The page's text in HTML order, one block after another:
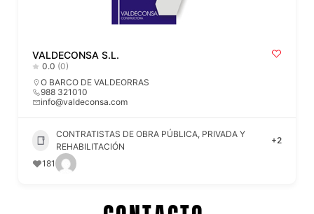
VALDECONSA S.L.
0.0 (0)
O BARCO DE VALDEORRAS
988 321010
info@valdeconsa.com
CONTRATISTAS DE OBRA PÚBLICA, PRIVADA Y
REHABILITACIÓN
+2
181